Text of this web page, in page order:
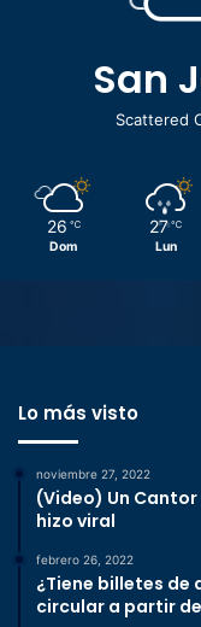
San
Scattered
26 ℃
Dom
27 ℃
Lun
Lo más visto
noviembre 27, 2022
(Video) Un
hizo viral
febrero 26, 2022
¿Tiene billetes de
circular a partir